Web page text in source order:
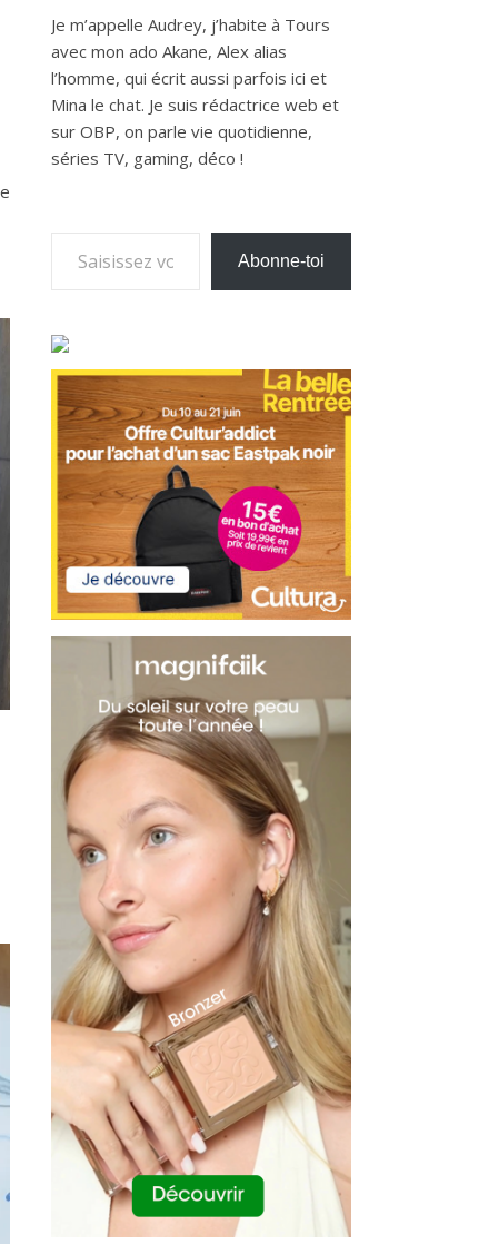
Je m’appelle Audrey, j’habite à Tours
avec mon ado Akane, Alex alias
l’homme, qui écrit aussi parfois ici et
Mina le chat. Je suis rédactrice web et
sur OBP, on parle vie quotidienne,
séries TV, gaming, déco !
Saisissez votre adresse e-mail…
Abonne-toi